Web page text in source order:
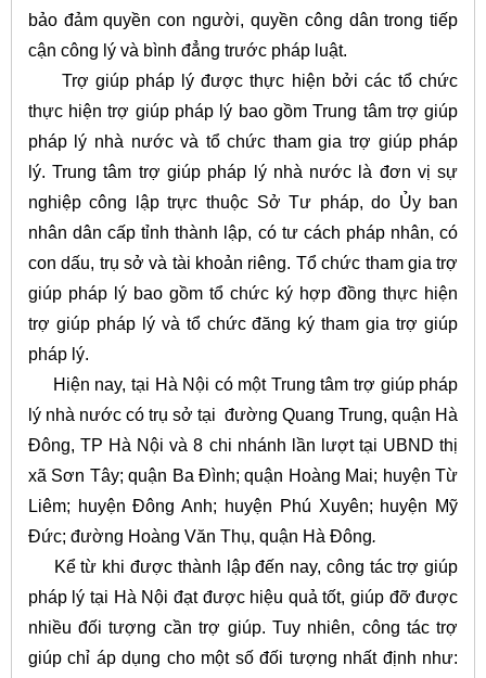
bảo đảm quyền con người, quyền công dân trong tiếp
cận công lý và bình đẳng trước pháp luật.
Trợ giúp pháp lý được thực hiện bởi các tổ chức
thực hiện trợ giúp pháp lý bao gồm Trung tâm trợ giúp
pháp lý nhà nước và tổ chức tham gia trợ giúp pháp
lý. Trung tâm trợ giúp pháp lý nhà nước là đơn vị sự
nghiệp công lập trực thuộc Sở Tư pháp, do Ủy ban
nhân dân cấp tỉnh thành lập, có tư cách pháp nhân, có
con dấu, trụ sở và tài khoản riêng. Tổ chức tham gia trợ
giúp pháp lý bao gồm tổ chức ký hợp đồng thực hiện
trợ giúp pháp lý và tổ chức đăng ký tham gia trợ giúp
pháp lý.
Hiện nay, tại Hà Nội có một Trung tâm trợ giúp pháp
lý nhà nước có trụ sở tại đường Quang Trung, quận Hà
Đông, TP Hà Nội và 8 chi nhánh lần lượt tại UBND thị
xã Sơn Tây; quận Ba Đình; quận Hoàng Mai; huyện Từ
Liêm; huyện Đông Anh; huyện Phú Xuyên; huyện Mỹ
Đức; đường Hoàng Văn Thụ, quận Hà Đông.
Kể từ khi được thành lập đến nay, công tác trợ giúp
pháp lý tại Hà Nội đạt được hiệu quả tốt, giúp đỡ được
nhiều đối tượng cần trợ giúp. Tuy nhiên, công tác trợ
giúp chỉ áp dụng cho một số đối tượng nhất định như: